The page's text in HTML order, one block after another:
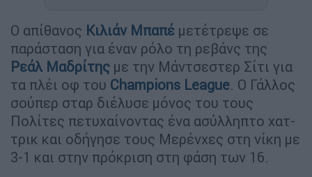
Ο απίθανος Κιλιάν Μπαπέ μετέτρεψε σε
παράσταση για έναν ρόλο τη ρεβάνς της
Ρεάλ Μαδρίτης με την Μάντσεστερ Σίτι για
τα πλέι οφ του Champions League. Ο Γάλλος
σούπερ σταρ διέλυσε μόνος του τους
Πολίτες πετυχαίνοντας ένα ασύλληπτο χατ-
τρικ και οδήγησε τους Μερένχες στη νίκη με
3-1 και στην πρόκριση στη φάση των 16.